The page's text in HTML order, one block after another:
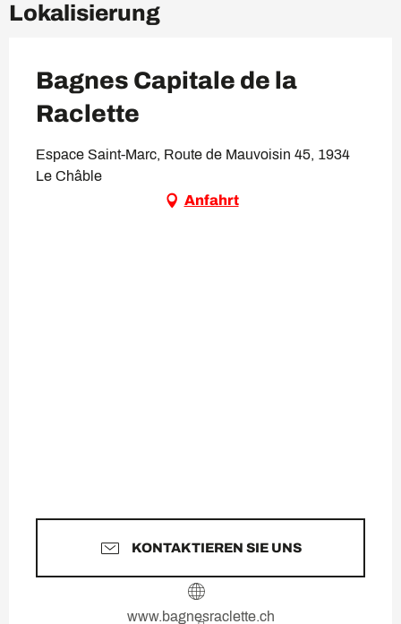
Lokalisierung
Bagnes Capitale de la
Raclette
Espace Saint-Marc, Route de Mauvoisin 45, 1934
Le Châble
Anfahrt
KONTAKTIEREN SIE UNS
www.bagnesraclette.ch